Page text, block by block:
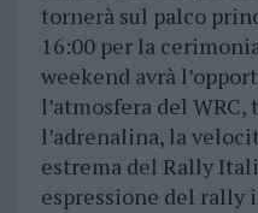
tornerà sul palco
16:00 per la
weekend avrà
l’atmosfera del
l’adrenalina, la
estrema del Rally
espressione del rally